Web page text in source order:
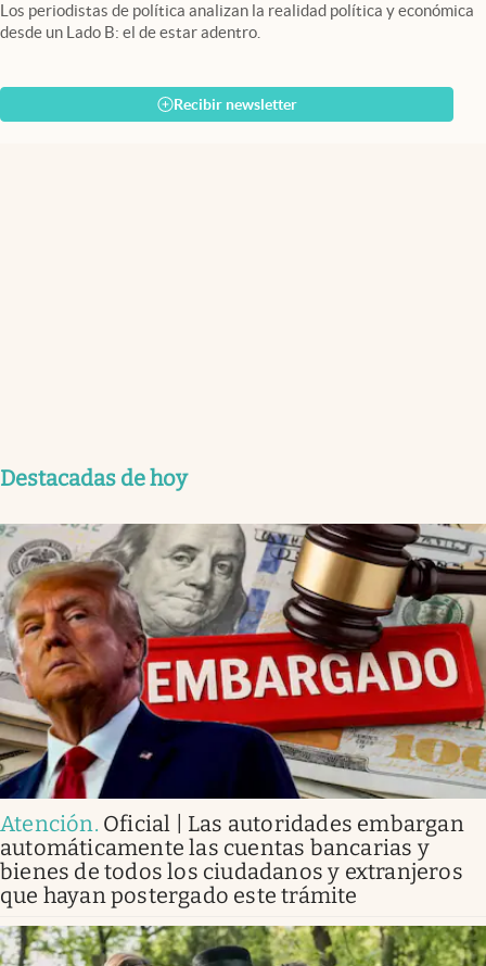
Los periodistas de política analizan la realidad política y económica
desde un Lado B: el de estar adentro.
Recibir newsletter
Destacadas de hoy
Atención. Oficial | Las autoridades embargan
automáticamente las cuentas bancarias y
bienes de todos los ciudadanos y extranjeros
que hayan postergado este trámite